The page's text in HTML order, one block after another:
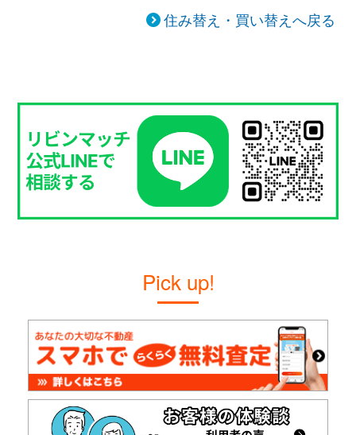
住み替え・買い替えへ戻る
Pick up!